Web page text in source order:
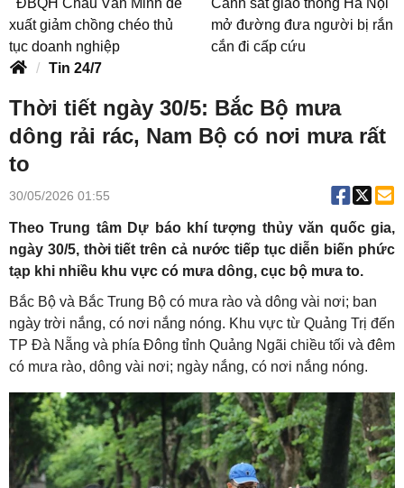
ĐBQH Châu Văn Minh đề
xuất giảm chồng chéo thủ
tục doanh nghiệp
Cảnh sát giao thông Hà Nội
mở đường đưa người bị rắn
cắn đi cấp cứu
Tin 24/7
Thời tiết ngày 30/5: Bắc Bộ mưa
dông rải rác, Nam Bộ có nơi mưa rất
to
30/05/2026 01:55
Theo Trung tâm Dự báo khí tượng thủy văn quốc gia,
ngày 30/5, thời tiết trên cả nước tiếp tục diễn biến phức
tạp khi nhiều khu vực có mưa dông, cục bộ mưa to.
Bắc Bộ và Bắc Trung Bộ có mưa rào và dông vài nơi; ban
ngày trời nắng, có nơi nắng nóng. Khu vực từ Quảng Trị đến
TP Đà Nẵng và phía Đông tỉnh Quảng Ngãi chiều tối và đêm
có mưa rào, dông vài nơi; ngày nắng, có nơi nắng nóng.